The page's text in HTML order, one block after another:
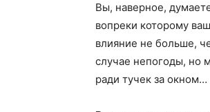
Вы, наверное,
вопреки которому
влияние не больше,
случае непогоды, но
ради тучек за